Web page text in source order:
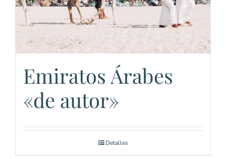
Emiratos Árabes
«de autor»
Detalles